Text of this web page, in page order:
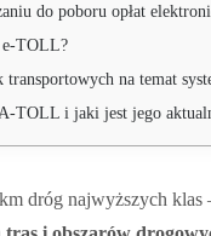
do poboru opłat
e-TOLL?
na temat
TOLL i jaki jest jego
dróg najwyższych